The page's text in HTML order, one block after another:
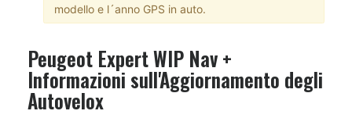
modello e l´anno GPS in auto.
Peugeot Expert WIP Nav +
Informazioni sull'Aggiornamento degli
Autovelox